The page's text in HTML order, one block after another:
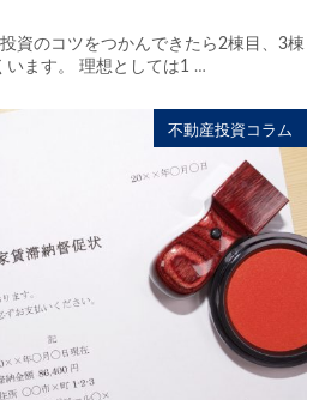
資のコツをつかんできたら2棟目、3棟
います。 理想としては1 …
不動産投資コラム